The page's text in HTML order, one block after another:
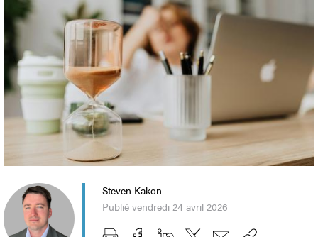
Steven Kakon
Publié vendredi 24 avril 2026